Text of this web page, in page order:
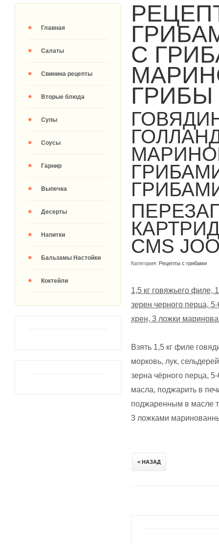
Главная
Салаты
Свинина рецепты
Вторые блюда
Супы
Соусы
Гарнир
Выпечка
Десерты
Напитки
Бальзамы Настойки
Коктейли
С
CMS
Категория: Рецепты с грибами
1,5 кг говяжьего филе,
зерен черного перца,
хрен, 3 ложки
Взять 1,5 кг филе
морковь, лук,
зерна чёрного перца,
масла, поджарить в
поджаренным в масле
3 ложками
< НАЗАД